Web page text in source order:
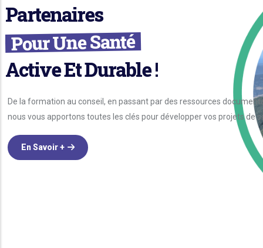
Partenaires
Pour Une Santé
Active Et Durable !
De la formation au conseil, en passant par des ressources
nous vous apportons toutes les clés pour développer vos projets de
En Savoir +